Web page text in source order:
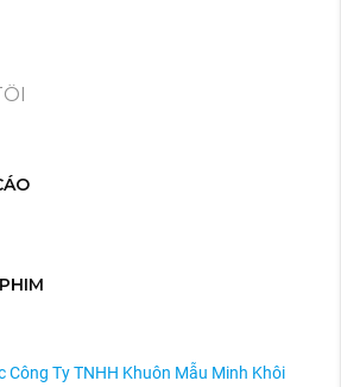
Công Ty TNHH Khuôn Mẫu Minh Khôi